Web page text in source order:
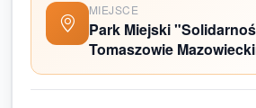
MIEJSCE
Park Miejski
Tomaszowie